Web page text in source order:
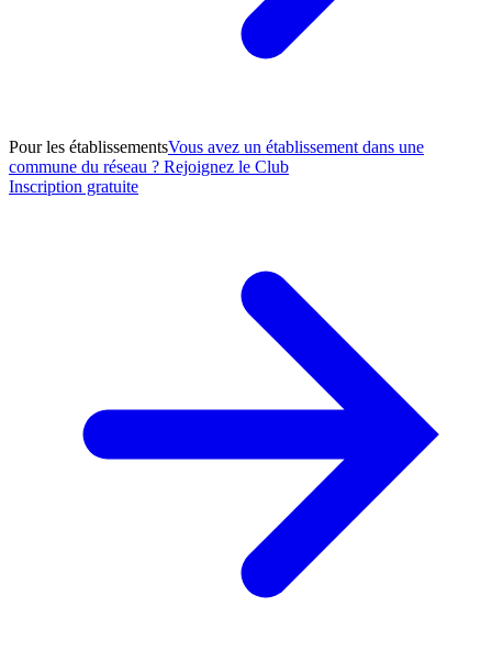
Pour les établissementsVous avez un établissement dans une
commune du réseau ? Rejoignez le Club
Inscription gratuite